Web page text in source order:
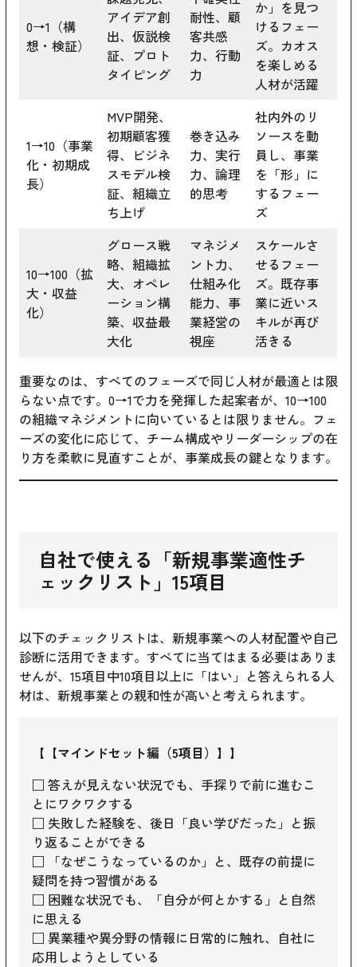
0→1（構
想・検証）
アイデア創
出、仮説検
証、プロト
タイピング
耐性、顧
客共感
力、行動
力
か」を見つ
けるフェー
ズ。カオス
を楽しめる
人材が活躍
1→10（事業
化・初期成
長）
MVP開発、
初期顧客獲
得、ビジネ
スモデル検
証、組織立
ち上げ
巻き込み
力、実行
力、論理
的思考
社内外のリ
ソースを動
員し、事業
を「形」に
するフェー
ズ
10→100（拡
大・収益
化）
グロース戦
略、組織拡
大、オペレ
ーション構
築、収益最
大化
マネジメ
ント力、
仕組み化
能力、事
業経営の
視座
スケールさ
せるフェー
ズ。既存事
業に近いス
キルが再び
活きる
重要なのは、すべてのフェーズで同じ人材が最適とは限
らない点です。0→1で力を発揮した起案者が、10→100
の組織マネジメントに向いているとは限りません。フェ
ーズの変化に応じて、チーム構成やリーダーシップの在
り方を柔軟に見直すことが、事業成長の鍵となります。
自社で使える「新規事業適性チ
ェックリスト」15項目
以下のチェックリストは、新規事業への人材配置や自己
診断に活用できます。すべてに当てはまる必要はありま
せんが、15項目中10項目以上に「はい」と答えられる人
材は、新規事業との親和性が高いと考えられます。
【【マインドセット編（5項目）】】
□ 答えが見えない状況でも、手探りで前に進むこ
とにワクワクする
□ 失敗した経験を、後日「良い学びだった」と振
り返ることができる
□ 「なぜこうなっているのか」と、既存の前提に
疑問を持つ習慣がある
□ 困難な状況でも、「自分が何とかする」と自然
に思える
□ 異業種や異分野の情報に日常的に触れ、自社に
応用しようとしている